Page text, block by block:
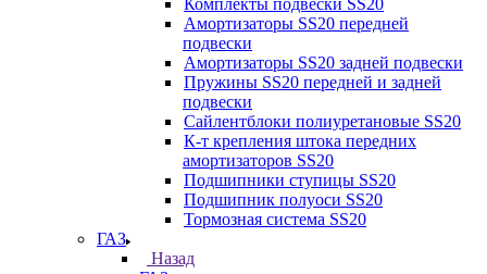
Комплекты подвески SS20
Амортизаторы SS20 передней
подвески
Амортизаторы SS20 задней подвески
Пружины SS20 передней и задней
подвески
Сайлентблоки полиуретановые SS20
К-т крепления штока передних
амортизаторов SS20
Подшипники ступицы SS20
Подшипник полуоси SS20
Тормозная система SS20
ГАЗ
Назад